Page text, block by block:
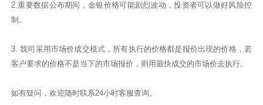
2.重要数据公布期间，金银价格可能剧烈波动，投资者可以做好风险控
制。
3. 我司采用市场价成交模式，所有执行的价格都是报价出现的价格，若
客户要求的价格不是当下的市场报价，则用最快成交的市场价去执行。
如有疑问，欢迎随时联系24小时客服查询。